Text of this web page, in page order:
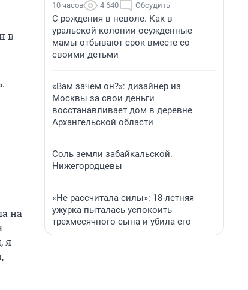
в
на
я
10 часов 4 640 Обсудить
С рождения в неволе. Как в
уральской колонии осужденные
мамы отбывают срок вместе со
своими детьми
«Вам зачем он?»: дизайнер из
Москвы за свои деньги
восстанавливает дом в деревне
Архангельской области
Соль земли забайкальской.
Нижегородцевы
«Не рассчитала силы»: 18-летняя
ужурка пыталась успокоить
трехмесячного сына и убила его